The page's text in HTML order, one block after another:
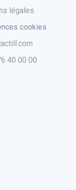
légales
cookies
40 00 00